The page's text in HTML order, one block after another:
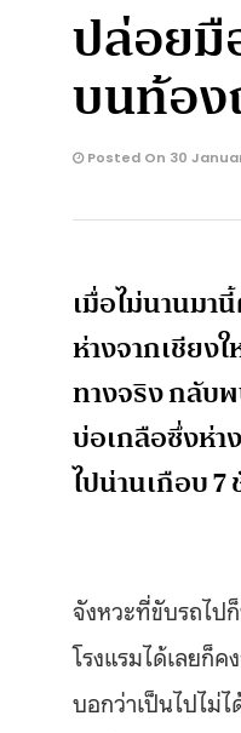
ปล่อยมื
บนท้อ
Posted On 30
เมื่อไม่นานมา
ห่างจากเชียง
ทางจริง กลับ
บ่อเกลือซึ่งห่า
ไปน่านเกือบ
จังหวะที่ขับรถไป
โรงแรมได้เลยก็
บอกว่าเป็นไปไม่